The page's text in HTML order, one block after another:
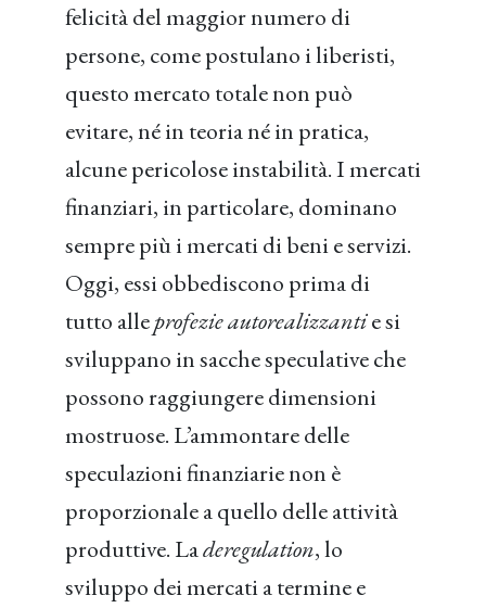
felicità del maggior numero di
persone, come postulano i liberisti,
questo mercato totale non può
evitare, né in teoria né in pratica,
alcune pericolose instabilità. I mercati
finanziari, in particolare, dominano
sempre più i mercati di beni e servizi.
Oggi, essi obbediscono prima di
tutto alleprofezie autorealizzantie si
sviluppano in sacche speculative che
possono raggiungere dimensioni
mostruose. L’ammontare delle
speculazioni finanziarie non è
proporzionale a quello delle attività
produttive. Laderegulation, lo
sviluppo dei mercati a termine e